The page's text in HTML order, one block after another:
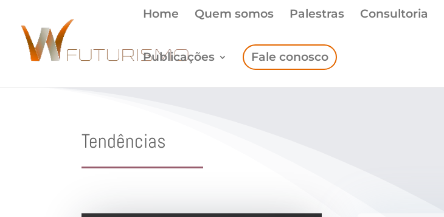
Home Quem somos Palestras Consultoria
Publicações Fale conosco
Tendências